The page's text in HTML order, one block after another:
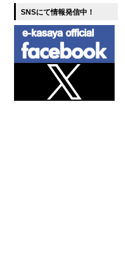
SNSにて情報発信中！